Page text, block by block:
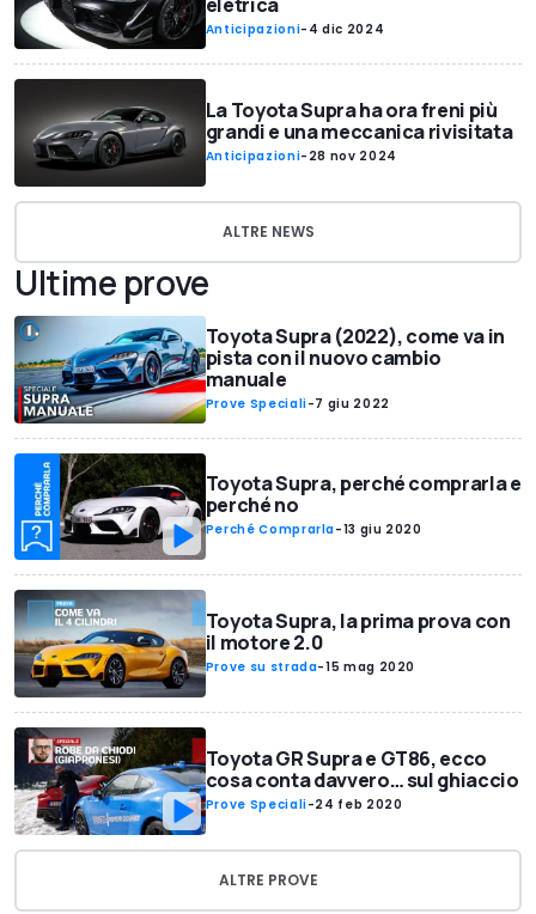
Anticipazioni- 4 dic 2024
La Toyota Supra ha ora freni più
grandi e una meccanica rivisitata
Anticipazioni- 28 nov 2024
ALTRE NEWS
Ultime prove
Toyota Supra (2022), come va in
pista con il nuovo cambio
manuale
Prove Speciali-7 giu 2022
Toyota Supra, perché comprarla e
perché no
Perché Comprarla-13 giu 2020
Toyota Supra, la prima prova con
il motore 2.0
Prove su strada-15 mag 2020
Toyota GR Supra e GT86, ecco
cosa conta davvero… sul ghiaccio
Prove Speciali-24 feb 2020
ALTRE PROVE